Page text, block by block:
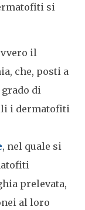
si
il
che, posti a
di
i dermatofiti
, nel quale si
prelevata,
al loro